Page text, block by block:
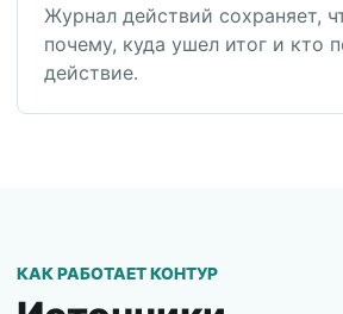
Журнал действий сохраняет,
почему, куда ушел итог и кто
действие.
КАК РАБОТАЕТ КОНТУР